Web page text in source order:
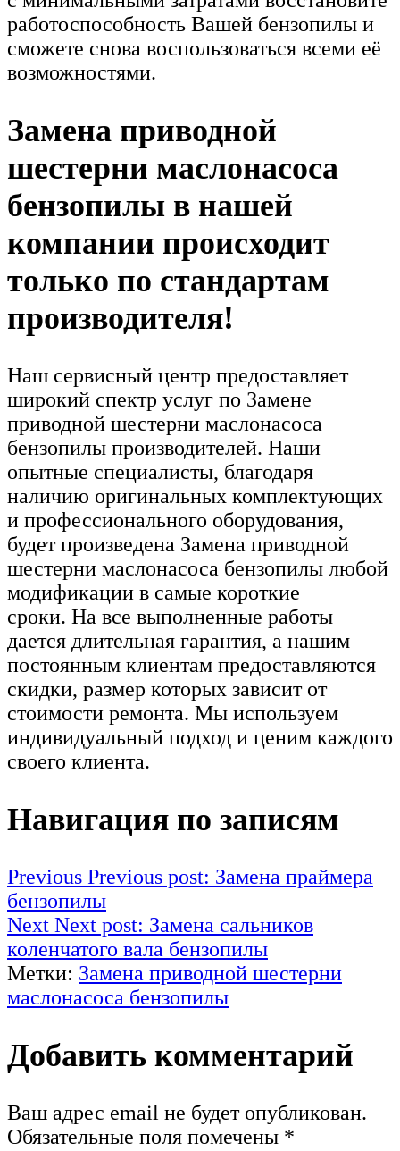
работоспособность Вашей бензопилы и
сможете снова воспользоваться всеми её
возможностями.
Замена приводной
шестерни маслонасоса
бензопилы в нашей
компании происходит
только по стандартам
производителя!
Наш сервисный центр предоставляет
широкий спектр услуг по Замене
приводной шестерни маслонасоса
бензопилы производителей. Наши
опытные специалисты, благодаря
наличию оригинальных комплектующих
и профессионального оборудования,
будет произведена Замена приводной
шестерни маслонасоса бензопилы любой
модификации в самые короткие
сроки. На все выполненные работы
дается длительная гарантия, а нашим
постоянным клиентам предоставляются
скидки, размер которых зависит от
стоимости ремонта. Мы используем
индивидуальный подход и ценим каждого
своего клиента.
Навигация по записям
Previous Previous post: Замена праймера
бензопилы
Next Next post: Замена сальников
коленчатого вала бензопилы
Метки: Замена приводной шестерни
маслонасоса бензопилы
Добавить комментарий
Ваш адрес email не будет опубликован.
Обязательные поля помечены *